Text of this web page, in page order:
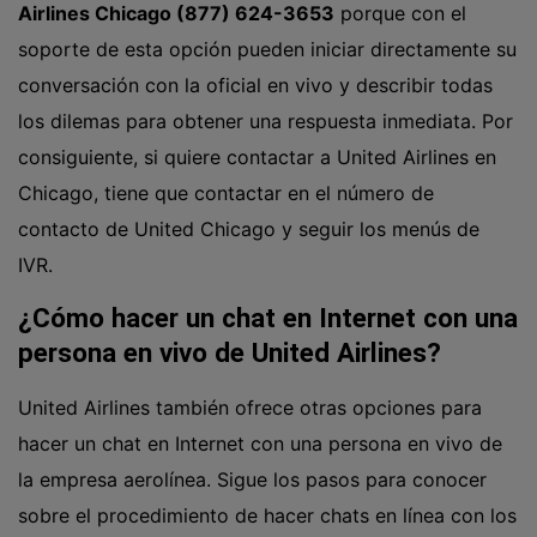
Airlines Chicago (877) 624-3653 porque con el
soporte de esta opción pueden iniciar directamente su
conversación con la oficial en vivo y describir todas
los dilemas para obtener una respuesta inmediata. Por
consiguiente, si quiere contactar a United Airlines en
Chicago, tiene que contactar en el número de
contacto de United Chicago y seguir los menús de
IVR.
¿Cómo hacer un chat en Internet con una
persona en vivo de United Airlines?
United Airlines también ofrece otras opciones para
hacer un chat en Internet con una persona en vivo de
la empresa aerolínea. Sigue los pasos para conocer
sobre el procedimiento de hacer chats en línea con los